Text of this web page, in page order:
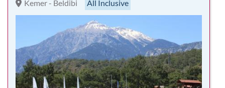
sehr beliebt
Premium
Club
98%
Empfehlung
Für
Erwachsene